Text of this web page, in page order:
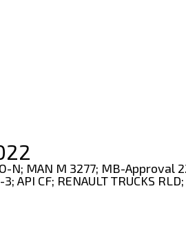
N; MAN M 3277; MB-
API CF; RENAULT TRUCKS